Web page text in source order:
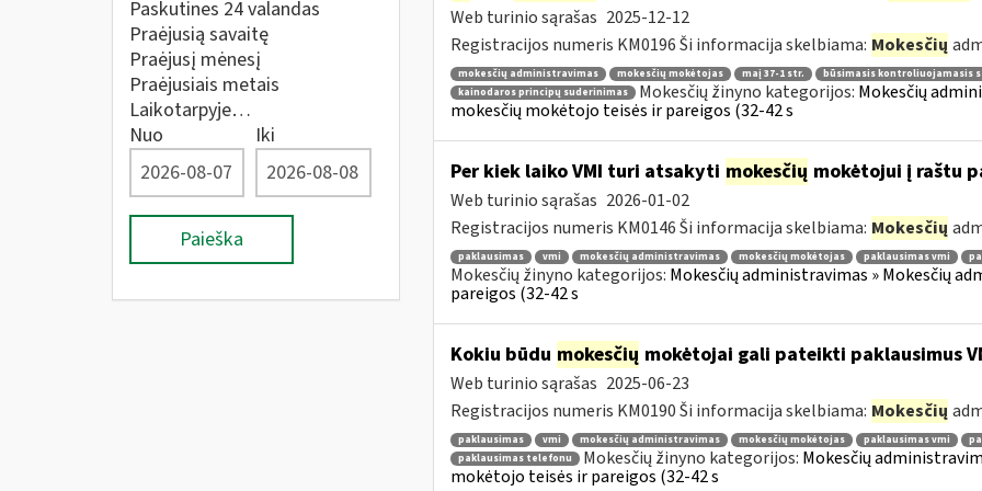
Paskutines 24 valandas
Praėjusią savaitę
Praėjusį mėnesį
Praėjusiais metais
Laikotarpyje…
Nuo
Iki
Paieška
Web turinio sąrašas 2025-12-12
Registracijos numeris KM0196 Ši informacija skelbiama: Mokesčių
mokesčių administravimas mokesčių mokėtojas maį 37-1 str.
būsimasis kontroliuojamasis
kainodaros principų suderinimas
Mokesčių žinyno kategorijos: Mokesčių
mokesčių mokėtojo teisės ir pareigos (32-42 s
Per kiek laiko VMI turi atsakyti mokesčių mokėtojui į raštu
Web turinio sąrašas 2026-01-02
Registracijos numeris KM0146 Ši informacija skelbiama: Mokesčių
paklausimas vmi mokesčių administravimas mokesčių mokėtojas paklausimas vmi
Mokesčių žinyno kategorijos: Mokesčių administravimas » Mokesčių
pareigos (32-42 s
Kokiu būdu mokesčių mokėtojai gali pateikti paklausimus
Web turinio sąrašas 2025-06-23
Registracijos numeris KM0190 Ši informacija skelbiama: Mokesčių
paklausimas vmi mokesčių administravimas mokesčių mokėtojas paklausimas vmi
paklausimas telefonu
Mokesčių žinyno kategorijos: Mokesčių
mokėtojo teisės ir pareigos (32-42 s